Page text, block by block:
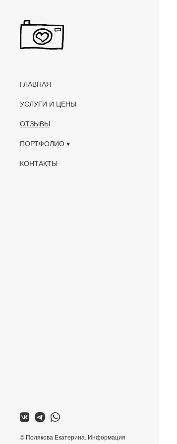
ГЛАВНАЯ
УСЛУГИ И ЦЕНЫ
ОТЗЫВЫ
ПОРТФОЛИО
КОНТАКТЫ
© Полякова Екатерина. Информация